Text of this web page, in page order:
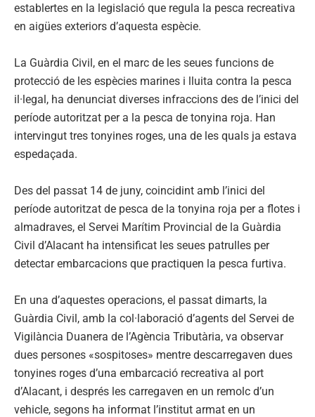
establertes en la legislació que regula la pesca recreativa
en aigües exteriors d’aquesta espècie.
La Guàrdia Civil, en el marc de les seues funcions de
protecció de les espècies marines i lluita contra la pesca
il·legal, ha denunciat diverses infraccions des de l’inici del
període autoritzat per a la pesca de tonyina roja. Han
intervingut tres tonyines roges, una de les quals ja estava
espedaçada.
Des del passat 14 de juny, coincidint amb l’inici del
període autoritzat de pesca de la tonyina roja per a flotes i
almadraves, el Servei Marítim Provincial de la Guàrdia
Civil d’Alacant ha intensificat les seues patrulles per
detectar embarcacions que practiquen la pesca furtiva.
En una d’aquestes operacions, el passat dimarts, la
Guàrdia Civil, amb la col·laboració d’agents del Servei de
Vigilància Duanera de l’Agència Tributària, va observar
dues persones «sospitoses» mentre descarregaven dues
tonyines roges d’una embarcació recreativa al port
d’Alacant, i després les carregaven en un remolc d’un
vehicle, segons ha informat l’institut armat en un